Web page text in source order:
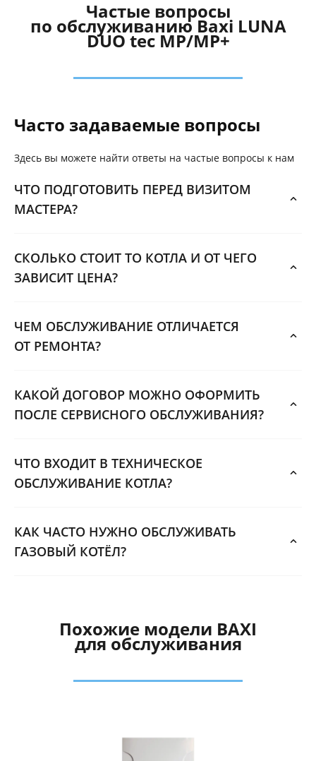
Частые вопросы
по обслуживанию Baxi LUNA
DUO tec MP/MP+
Часто задаваемые вопросы
Здесь вы можете найти ответы на частые вопросы к нам
ЧТО ПОДГОТОВИТЬ ПЕРЕД ВИЗИТОМ
МАСТЕРА?
СКОЛЬКО СТОИТ ТО КОТЛА И ОТ ЧЕГО
ЗАВИСИТ ЦЕНА?
ЧЕМ ОБСЛУЖИВАНИЕ ОТЛИЧАЕТСЯ
ОТ РЕМОНТА?
КАКОЙ ДОГОВОР МОЖНО ОФОРМИТЬ
ПОСЛЕ СЕРВИСНОГО ОБСЛУЖИВАНИЯ?
ЧТО ВХОДИТ В ТЕХНИЧЕСКОЕ
ОБСЛУЖИВАНИЕ КОТЛА?
КАК ЧАСТО НУЖНО ОБСЛУЖИВАТЬ
ГАЗОВЫЙ КОТЁЛ?
Похожие модели BAXI
для обслуживания